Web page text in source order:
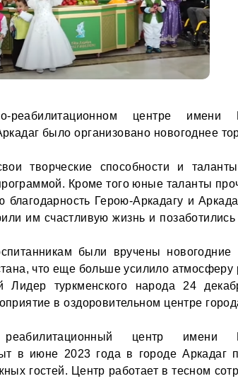
реабилитационном центре имени
было организовано новогоднее
творческие способности и
Кроме того юные таланты
благодарность Герою-Аркадагу и
им счастливую жизнь и
были вручены новогодние
что еще больше усилило атмосферу
Лидер туркменского народа 24
в оздоровительном центре
центр имени
в июне 2023 года в городе Аркадаг
гостей. Центр работает в тесном